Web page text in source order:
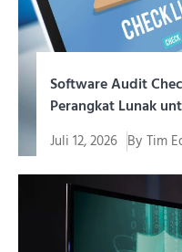
Software Audit
Perangkat Lunak
Juli 12, 2026 By Tim
Menjalankan audit
terstruktur berisiko